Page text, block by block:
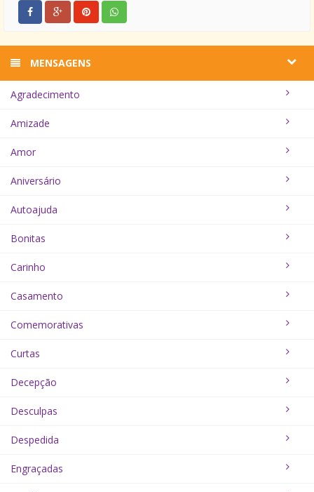
MENSAGENS
Agradecimento
Amizade
Amor
Aniversário
Autoajuda
Bonitas
Carinho
Casamento
Comemorativas
Curtas
Decepção
Desculpas
Despedida
Engraçadas